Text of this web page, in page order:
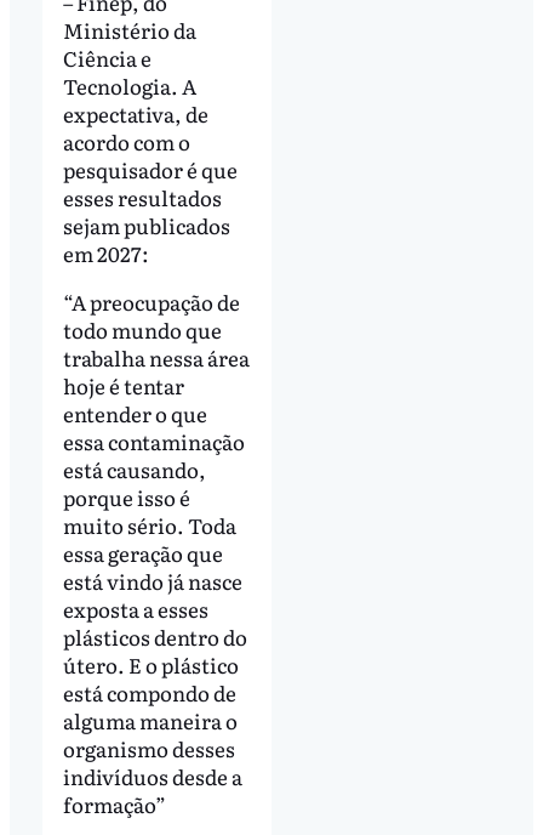
Ministério da
Ciência e
Tecnologia. A
expectativa, de
acordo com o
pesquisador é que
esses resultados
sejam publicados
em 2027:
“A preocupação de
todo mundo que
trabalha nessa área
hoje é tentar
entender o que
essa contaminação
está causando,
porque isso é
muito sério. Toda
essa geração que
está vindo já nasce
exposta a esses
plásticos dentro do
útero. E o plástico
está compondo de
alguma maneira o
organismo desses
indivíduos desde a
formação”